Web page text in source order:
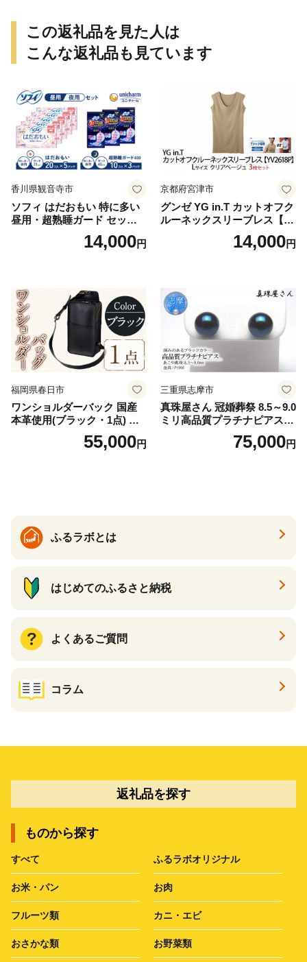
この返礼品を見た人は
こんな返礼品も見ています
香川県観音寺市
ソフィ はだおもい 特に多い
昼用・超熟睡ガード セット
羽付き ナプキン 生理用品 サ
ニタリー ユニ・チャーム
14,000円
京都府宮津市
グンゼ YG in.T カットオフク
ルーネックスリーブレス【Y
V2618P】Lサイズ クリアベ
ージュ3枚セット [№5716-04
14,000円
福岡県春日市
ワンショルダーバック 国産
本革使用(ブラック・1点) 鞄
バック バッグ カバン レザー
国産 日本製 牛革 黒 革 革製
55,000円
三重県志摩市
真珠屋さん 冠婚葬祭 8.5～9.0
ミリ高品質プラチナピアス P
t900 志摩産アコヤ真珠 ブラ
ックパール 黒真珠75,000円
ふるラボとは
はじめてのふるさと納税
よくあるご質問
コラム
返礼品を探す
ものから探す
すべて ふるラボオリジナル
お米・パン お肉
フルーツ類 カニ・エビ
おさかな類 お野菜類